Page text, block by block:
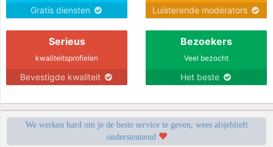
Gratis diensten Luisterende moderators
Serieus
kwaliteitsprofielen
Bevestigde kwaliteit
Bezoekers
Veel bezocht
Het beste
We werken hard om je de beste service te geven, wees alsjeblieft
ondersteunend